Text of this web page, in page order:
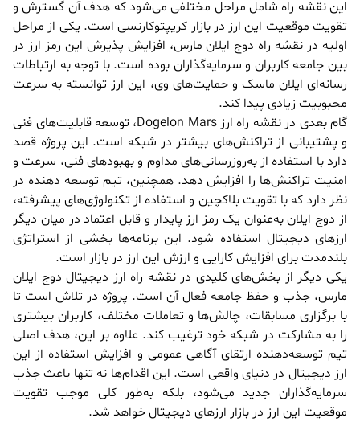
این نقشه راه شامل مراحل مختلفی می‌شود که هدف آن گسترش و
تقویت موقعیت این ارز در بازار کریپتوکارنسی است. یکی از مراحل
اولیه در نقشه راه دوج ایلان مارس، افزایش پذیرش این رمز ارز در
بین جامعه کاربران و سرمایه‌گذاران بوده است. با توجه به ارتباطات
رسانه‌ای ایلان ماسک و حمایت‌های وی، این ارز توانسته به سرعت
محبوبیت زیادی پیدا کند.
گام بعدی در نقشه راه ارز Dogelon Mars، توسعه قابلیت‌های فنی
و پشتیبانی از تراکنش‌های بیشتر در شبکه است. این پروژه قصد
دارد با استفاده از به‌روزرسانی‌های مداوم و بهبود‌های فنی، سرعت و
امنیت تراکنش‌ها را افزایش دهد. همچنین، تیم توسعه دهنده در
نظر دارد که با تقویت بلاکچین و استفاده از تکنولوژی‌های پیشرفته،
از دوج ایلان به‌عنوان یک رمز ارز پایدار و قابل اعتماد در میان دیگر
ارزهای دیجیتال استفاده شود. این برنامه‌ها بخشی از استراتژی
بلندمدت برای افزایش کارایی و ارزش این ارز در بازار است.
یکی دیگر از بخش‌های کلیدی در نقشه راه ارز دیجیتال دوج ایلان
مارس، جذب و حفظ جامعه فعال آن است. پروژه در تلاش است تا
با برگزاری مسابقات، چالش‌ها و تعاملات مختلف، کاربران بیشتری
را به مشارکت در شبکه خود ترغیب کند. علاوه بر این، هدف اصلی
تیم توسعه‌دهنده ارتقای آگاهی عمومی و افزایش استفاده از این
ارز دیجیتال در دنیای واقعی است. این اقدام‌ها نه تنها باعث جذب
سرمایه‌گذاران جدید می‌شود، بلکه به‌طور کلی موجب تقویت
موقعیت این ارز در بازار ارزهای دیجیتال خواهد شد.